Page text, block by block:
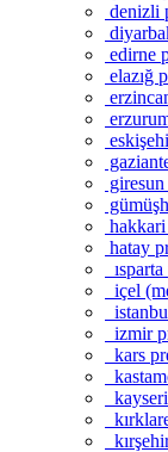
denizli
edirne
elazığ
hatay
içel
izmir
kars